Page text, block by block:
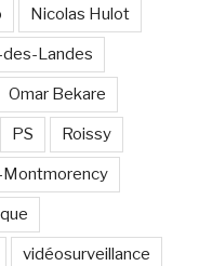
Nicolas Hulot
Landes
Omar Bekare
PS Roissy
vidéosurveillance